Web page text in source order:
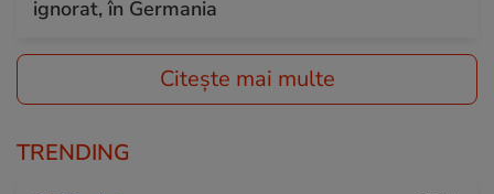
ignorat, în Germania
Citește mai multe
TRENDING